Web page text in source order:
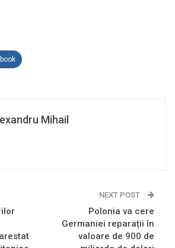
Mihail
NEXT POST
Polonia va cere
Germaniei reparații în
valoare de 900 de